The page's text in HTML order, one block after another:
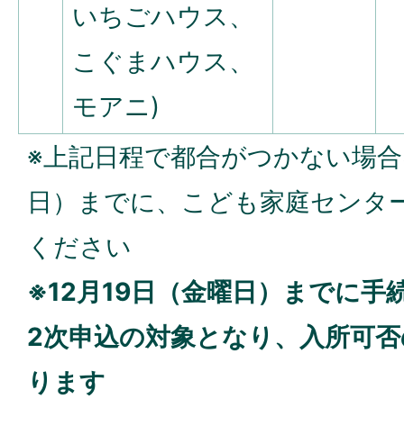
いちごハウス、
こぐまハウス、
モアニ)
※上記日程で都合がつかない場
日）までに、こども家庭センタ
ください
※12月19日（金曜日）までに手
2次申込の対象となり、入所可
ります